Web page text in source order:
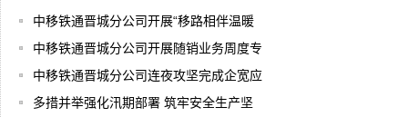
中移铁通晋城分公司开展“移路相伴温暖
中移铁通晋城分公司开展随销业务周度专
中移铁通晋城分公司连夜攻坚完成企宽应
多措并举强化汛期部署 筑牢安全生产坚